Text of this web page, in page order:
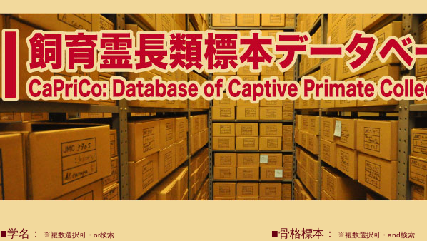
■学名： ※複数選択可・or検索 ■骨格標本： ※複数選択可・and検索